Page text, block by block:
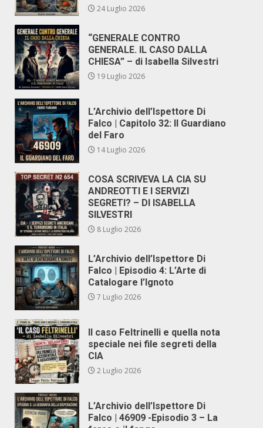
24 Luglio 2026
“GENERALE CONTRO
GENERALE. IL CASO DALLA
CHIESA” – di Isabella Silvestri
19 Luglio 2026
L’Archivio dell’Ispettore Di
Falco | Capitolo 32: Il Guardiano
del Faro
14 Luglio 2026
COSA SCRIVEVA LA CIA SU
ANDREOTTI E I SERVIZI
SEGRETI? – DI ISABELLA
SILVESTRI
8 Luglio 2026
L’Archivio dell’Ispettore Di
Falco | Episodio 4: L’Arte di
Catalogare l’Ignoto
7 Luglio 2026
Il caso Feltrinelli e quella nota
speciale nei file segreti della
CIA
2 Luglio 2026
L’Archivio dell’Ispettore Di
Falco | 46909 -Episodio 3 – La